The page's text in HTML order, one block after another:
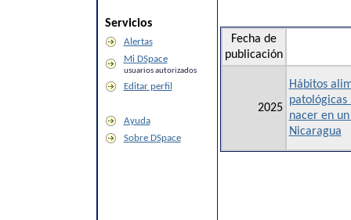
Servicios
Alertas
Mi DSpace
usuarios autorizados
Editar perfil
Ayuda
Sobre DSpace
Fecha de
publicación
2025
Hábitos
patológicas
nacer en
Nicaragua